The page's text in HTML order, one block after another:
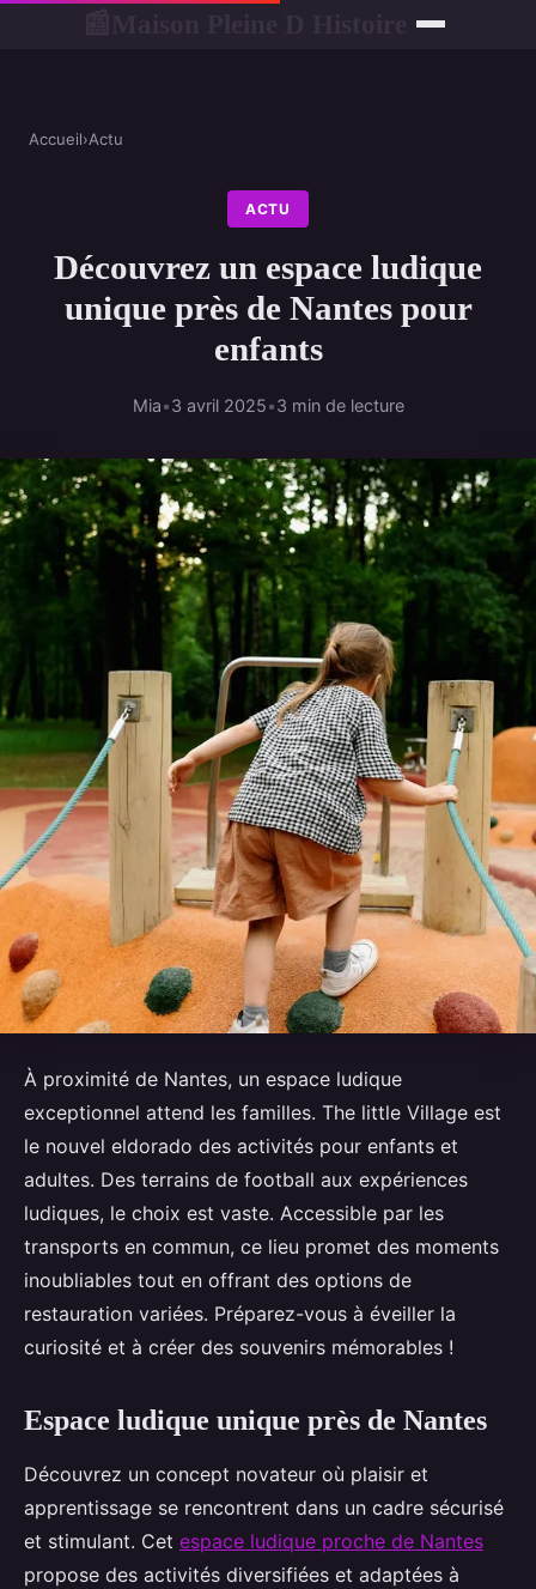
Accueil›Actu
ACTU
Découvrez un espace ludique
unique près de Nantes pour
enfants
Mia•3 avril 2025•3 min de lecture
À proximité de Nantes, un espace ludique
exceptionnel attend les familles. The little Village est
le nouvel eldorado des activités pour enfants et
adultes. Des terrains de football aux expériences
ludiques, le choix est vaste. Accessible par les
transports en commun, ce lieu promet des moments
inoubliables tout en offrant des options de
restauration variées. Préparez-vous à éveiller la
curiosité et à créer des souvenirs mémorables !
Espace ludique unique près de Nantes
Découvrez un concept novateur où plaisir et
apprentissage se rencontrent dans un cadre sécurisé
et stimulant. Cet espace ludique proche de Nantes
propose des activités diversifiées et adaptées à